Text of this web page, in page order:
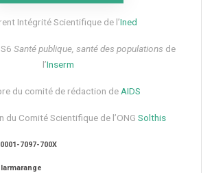
Intégrité Scientifique de l’Ined
Santé publique, santé des populations de
l’Inserm
du comité de rédaction de AIDS
du Comité Scientifique de l’ONG Solthis
7097-700X